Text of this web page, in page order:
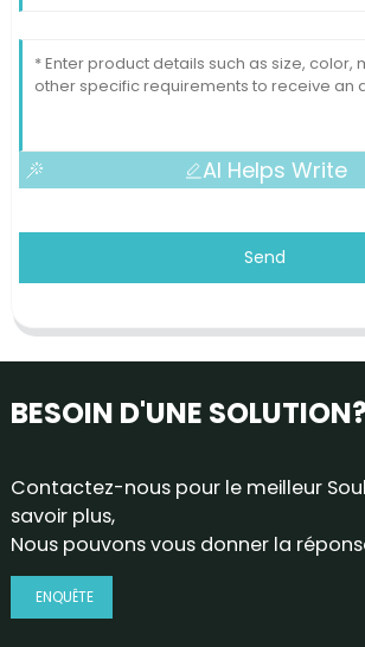
AI Helps Write
Send
BESOIN D'UNE
Contactez-nous pour le meilleur
savoir plus,
Nous pouvons vous donner la
ENQUÊTE